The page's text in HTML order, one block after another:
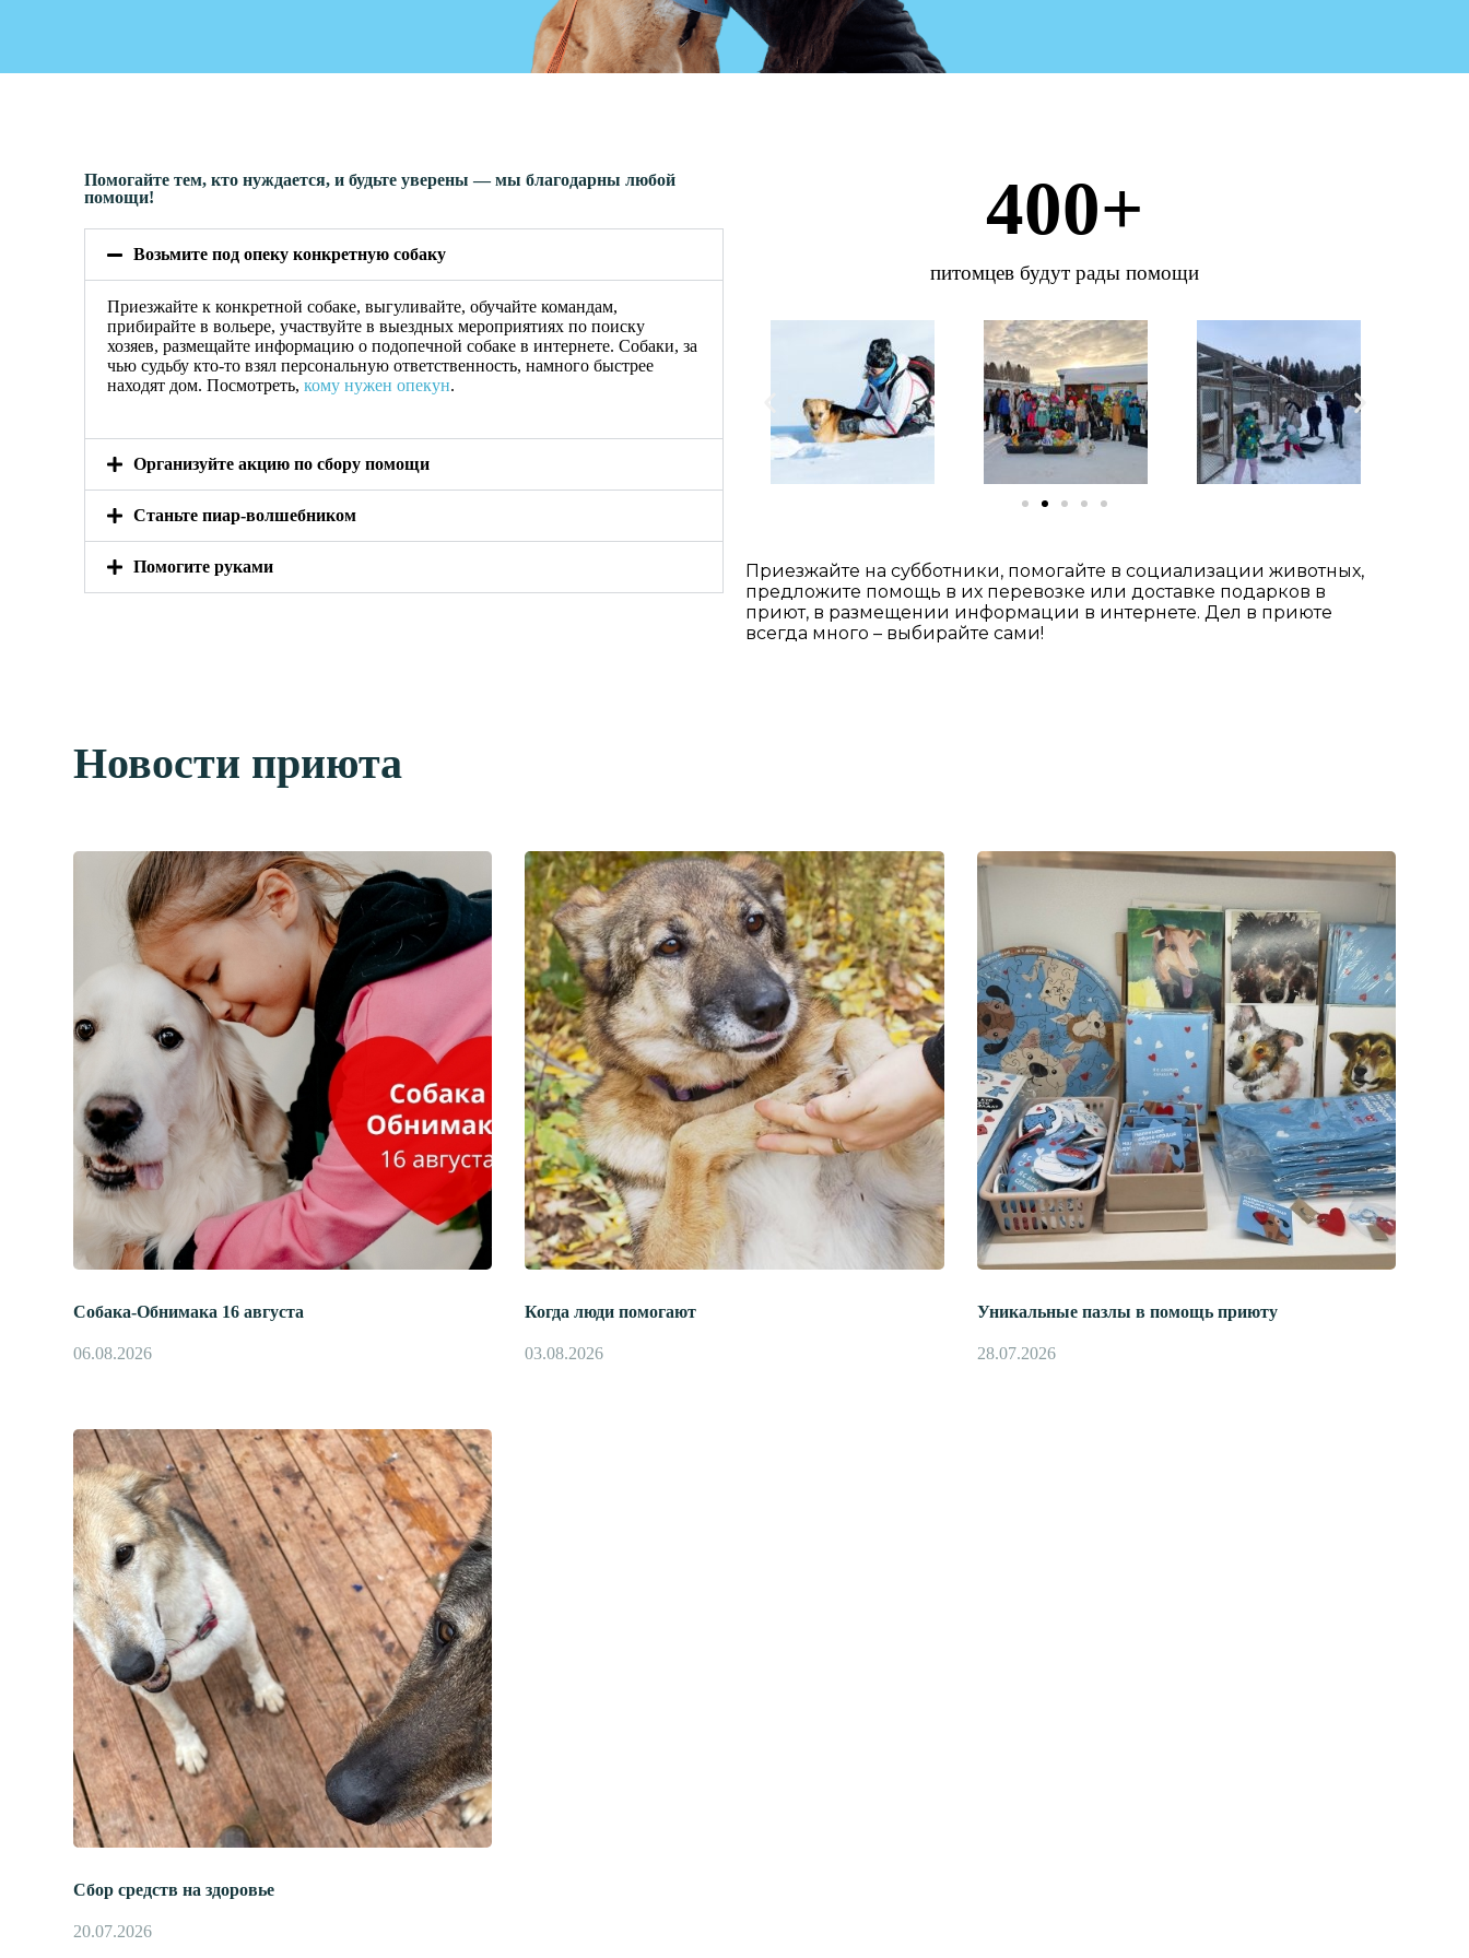
Помогайте тем, кто нуждается, и будьте уверены — мы благодарны любой
помощи!​
Возьмите под опеку конкретную собаку
Приезжайте к конкретной собаке, выгуливайте, обучайте командам,
прибирайте в вольере, участвуйте в выездных мероприятиях по поиску
хозяев, размещайте информацию о подопечной собаке в интернете. Собаки, за
чью судьбу кто-то взял персональную ответственность, намного быстрее
находят дом. Посмотреть,кому нужен опекун.
Организуйте акцию по сбору помощи
Станьте пиар-волшебником
Помогите руками
питомцев будут рады помощи
400+
Приезжайте на субботники, помогайте в социализации животных,
предложите помощь в их перевозке или доставке подарков в
приют, в размещении информации в интернете. Дел в приюте
всегда много – выбирайте сами!
Новости приюта
Собака-Обнимака 16 августа
06.08.2026
Когда люди помогают
03.08.2026
Уникальные пазлы в помощь приюту
28.07.2026
Сбор средств на здоровье
20.07.2026